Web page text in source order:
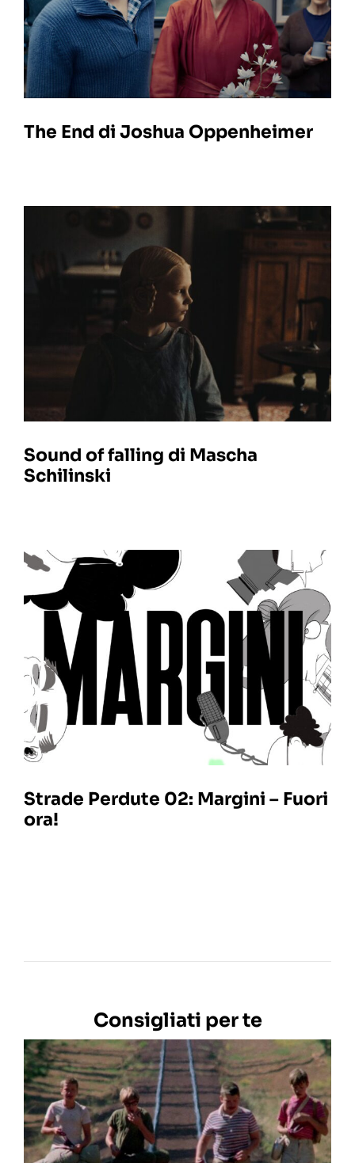
The End di Joshua Oppenheimer
Sound of falling di Mascha
Schilinski
Strade Perdute 02: Margini – Fuori
ora!
Consigliati per te